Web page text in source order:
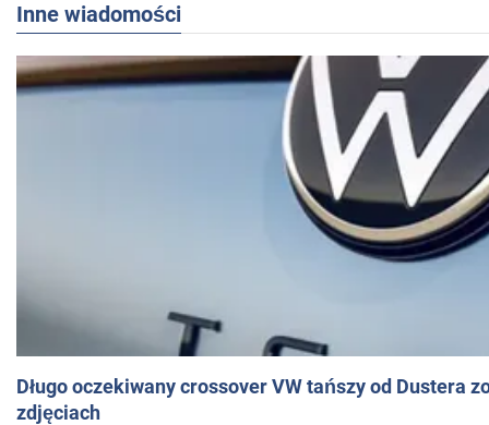
Inne wiadomości
Długo oczekiwany crossover VW tańszy od Dustera
zdjęciach